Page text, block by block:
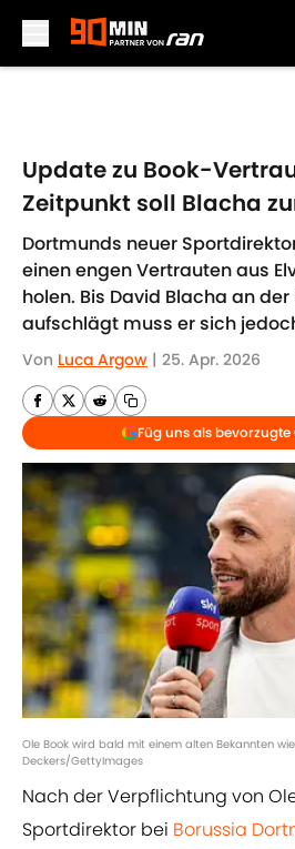
Update zu Book-
Zeitpunkt soll Blacha
Dortmunds neuer
einen engen Vertrauten aus
holen. Bis David Blacha an
aufschlägt muss er sich
Von Luca Argow | 25. Apr. 2026
Füg uns als bevorzugte
Ole Book wird bald mit einem alten Bekannten
Deckers/GettyImages
Nach der Verpflichtung von
Sportdirektor bei Borussia